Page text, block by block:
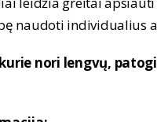
naudoti individualius
nori lengvų,